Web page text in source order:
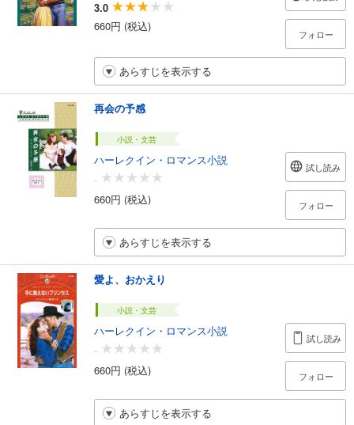
3.0
660円 (税込)
フォロー
あらすじを表示する
再会の予感
小説・文芸
ハーレクイン・ロマンス小説
-
660円 (税込)
試し読み
フォロー
あらすじを表示する
愛よ、おかえり
小説・文芸
ハーレクイン・ロマンス小説
-
660円 (税込)
試し読み
フォロー
あらすじを表示する